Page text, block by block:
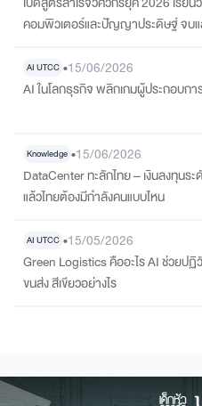
คอมพิวเตอร์และปัญญาประดิษฐ์ จบแ
AI UTCC •15/06/2026
AI ในโลกธุรกิจ พลิกเกมผู้ประกอบกา
Knowledge •15/06/2026
DataCenter ทะลักไทย – เงินลงทุนร
แล้วไทยต้องมีกำลังคนแบบไหน
AI UTCC •15/05/2026
Green Logistics คืออะไร AI ช่วยปฏิ
ขนส่ง สีเขียวอย่างไร